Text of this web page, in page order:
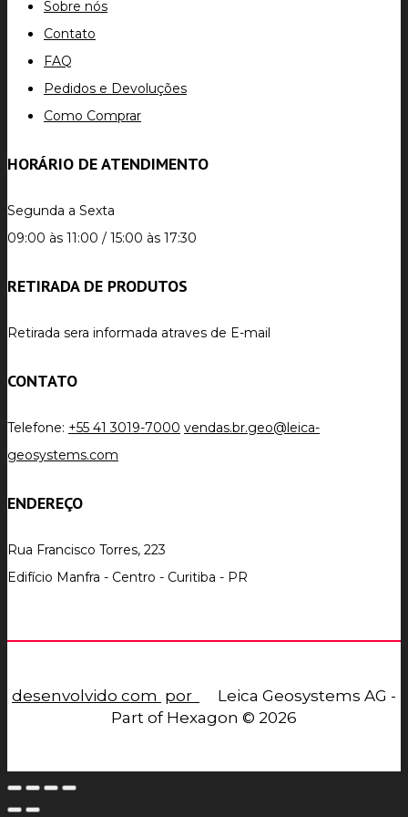
Sobre nós
Contato
FAQ
Pedidos e Devoluções
Como Comprar
HORÁRIO DE ATENDIMENTO
Segunda a Sexta
09:00 às 11:00 / 15:00 às 17:30
RETIRADA DE PRODUTOS
Retirada sera informada atraves de E-mail
CONTATO
Telefone: +55 41 3019-7000 vendas.br.geo@leica-
geosystems.com
ENDEREÇO
Rua Francisco Torres, 223
Edifício Manfra - Centro - Curitiba - PR
desenvolvido com por
Leica Geosystems AG -
Part of Hexagon © 2026